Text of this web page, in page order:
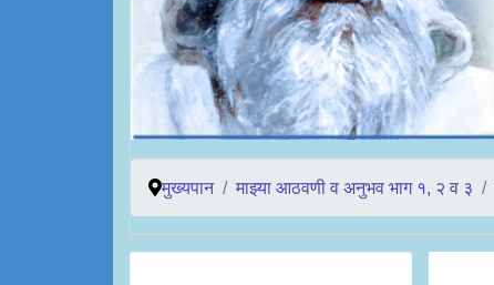
मुख्यपान माझ्या आठवणी व अनुभव भाग १, २ व ३